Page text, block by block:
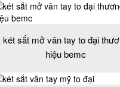
két sắt mở vân tay to đại
hiệu bemc